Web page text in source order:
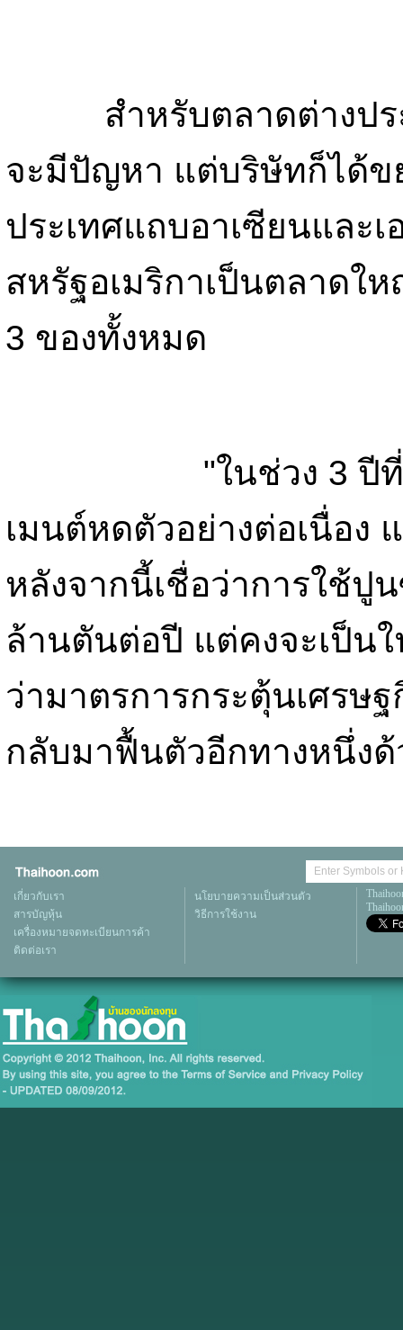
สำหรับตลาดต่างประ
จะมีปัญหา แต่บริษัทก็ได้ข
ประเทศแถบอาเซียนและ
สหรัฐอเมริกาเป็นตลาดใ
3 ของทั้งหมด
"ในช่วง 3 ปีที่ผ่าน
เมนต์หดตัวอย่างต่อเนื่อง
หลังจากนี้เชื่อว่าการใช้ปู
ล้านตันต่อปี แต่คงจะเป็น
ว่ามาตรการกระตุ้นเศรษ
กลับมาฟื้นตัวอีกทางหนึ่ง
เกี่ยวกับเรา
สารบัญหุ้น
เครื่องหมายจดทะเบียนการค้า
ติดต่อเรา
นโยบายความเป็นส่วนตัว
วิธีการใช้งาน